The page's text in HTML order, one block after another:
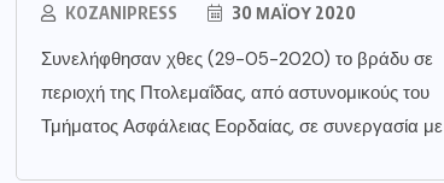
KOZANIPRESS 30 ΜΑΪ́ΟΥ 2020
Συνελήφθησαν χθες (29-05-2020) το βράδυ σε
περιοχή της Πτολεμαΐδας, από αστυνομικούς του
Τμήματος Ασφάλειας Εορδαίας, σε συνεργασία με